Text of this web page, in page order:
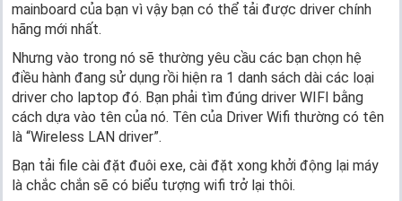
mainboard của bạn vì vậy bạn có thể tải được driver chính
hãng mới nhất.
Nhưng vào trong nó sẽ thường yêu cầu các bạn chọn hệ
điều hành đang sử dụng rồi hiện ra 1 danh sách dài các loại
driver cho laptop đó. Bạn phải tìm đúng driver WIFI bằng
cách dựa vào tên của nó. Tên của Driver Wifi thường có tên
là “Wireless LAN driver”.
Bạn tải file cài đặt đuôi exe, cài đặt xong khởi động lại máy
là chắc chắn sẽ có biểu tượng wifi trở lại thôi.